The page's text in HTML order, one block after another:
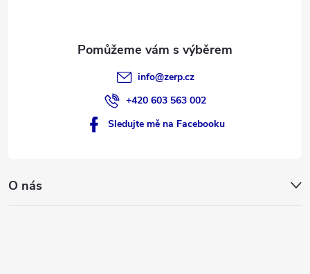
info@zerp.cz
+420 603 563 002
Sledujte mě na Facebooku
O nás